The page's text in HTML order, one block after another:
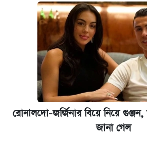
রোনালদো-জর্জিনার বিয়ে নিয়ে গুঞ্জন,
জানা গেল